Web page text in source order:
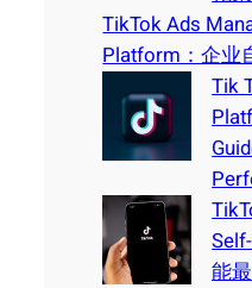
TikTok Ads
Platform：企业
Tik
能